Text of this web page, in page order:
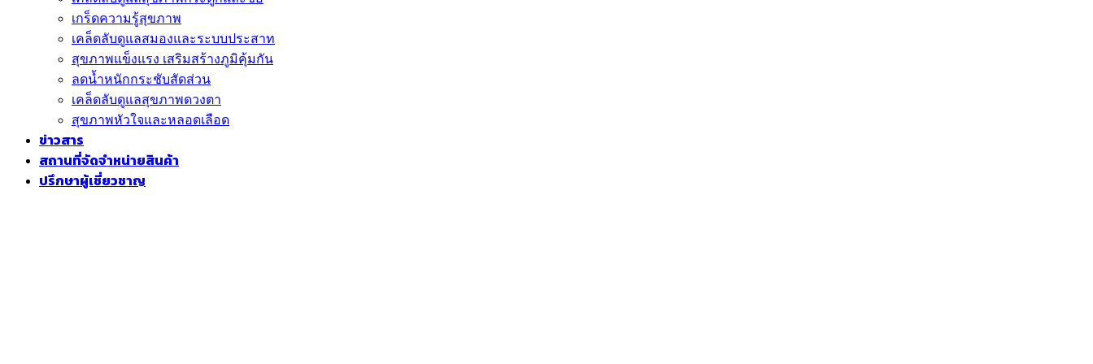
เกร็ดความรู้สุขภาพ
เคล็ดลับดูแลสมองและระบบประสาท
สุขภาพแข็งแรง เสริมสร้างภูมิคุ้มกัน
ลดน้ำหนักกระชับสัดส่วน
เคล็ดลับดูแลสุขภาพดวงตา
สุขภาพหัวใจและหลอดเลือด
ข่าวสาร
สถานที่จัดจำหน่ายสินค้า
ปรึกษาผู้เชี่ยวชาญ